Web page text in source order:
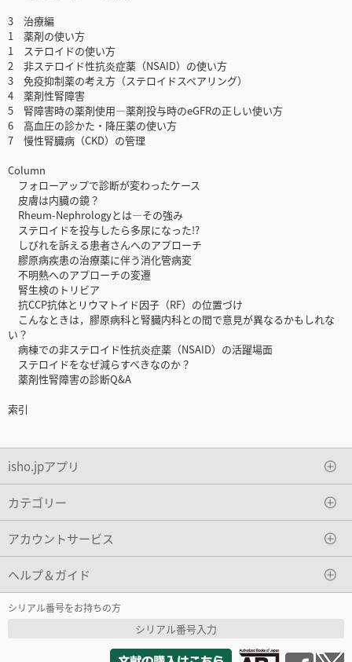
3 治療編
1 薬剤の使い方
1 ステロイドの使い方
2 非ステロイド性抗炎症薬（NSAID）の使い方
3 免疫抑制薬の考え方（ステロイドスペアリング）
4 薬剤性腎障害
5 腎障害時の薬剤使用―薬剤投与時のeGFRの正しい使い方
6 高血圧の診かた・降圧薬の使い方
7 慢性腎臓病（CKD）の管理
Column
フォローアップで診断が変わったケース
皮膚は内臓の鏡？
Rheum-Nephrologyとは―その強み
ステロイドを投与したら多尿になった!?
しびれを訴える患者さんへのアプローチ
膠原病疾患の治療薬に伴う消化管病変
不明熱へのアプローチの変遷
腎生検のトリビア
抗CCP抗体とリウマトイド因子（RF）の位置づけ
こんなときは，膠原病科と腎臓内科との間で意見が異なるかもしれな
い？
病棟での非ステロイド性抗炎症薬（NSAID）の活躍場面
ステロイドをなぜ減らすべきなのか？
薬剤性腎障害の診断Q&A
索引
isho.jpアプリ
カテゴリー
アカウントサービス
ヘルプ＆ガイド
シリアル番号をお持ちの方
シリアル番号入力